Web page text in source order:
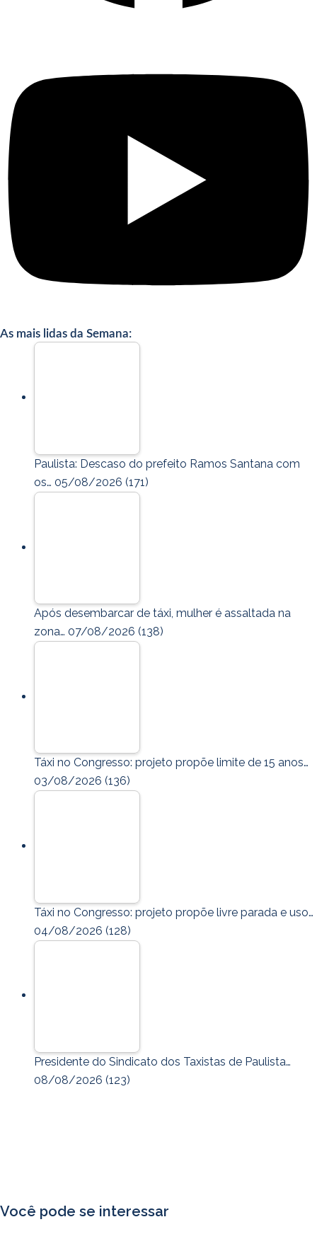
As mais lidas da Semana:
Paulista: Descaso do prefeito Ramos Santana com
os… 05/08/2026 (171)
Após desembarcar de táxi, mulher é assaltada na
zona… 07/08/2026 (138)
Táxi no Congresso: projeto propõe limite de 15 anos…
03/08/2026 (136)
Táxi no Congresso: projeto propõe livre parada e uso…
04/08/2026 (128)
Presidente do Sindicato dos Taxistas de Paulista…
08/08/2026 (123)
Você pode se interessar